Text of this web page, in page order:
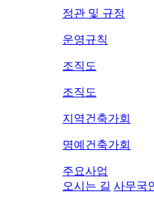
정관 및 규정
운영규칙
조직도
조직도
지역건축가회
명예건축가회
주요사업
오시는 길 사무국